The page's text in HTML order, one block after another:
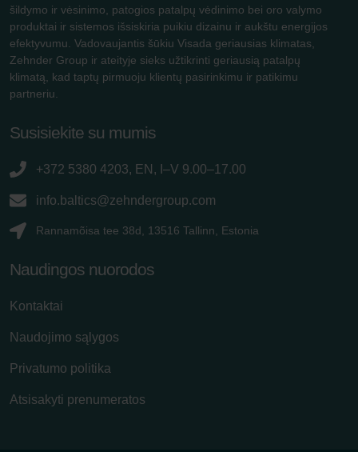
šildymo ir vėsinimo, patogios patalpų vėdinimo bei oro valymo
produktai ir sistemos išsiskiria puikiu dizainu ir aukštu energijos
efektyvumu. Vadovaujantis šūkiu Visada geriausias klimatas,
Zehnder Group ir ateityje sieks užtikrinti geriausią patalpų
klimatą, kad taptų pirmuoju klientų pasirinkimu ir patikimu
partneriu.
Susisiekite su mumis
+372 5380 4203, EN, I–V 9.00–17.00
info.baltics@zehndergroup.com
Rannamõisa tee 38d, 13516 Tallinn, Estonia
Naudingos nuorodos
Kontaktai
Naudojimo sąlygos
Privatumo politika
Atsisakyti prenumeratos